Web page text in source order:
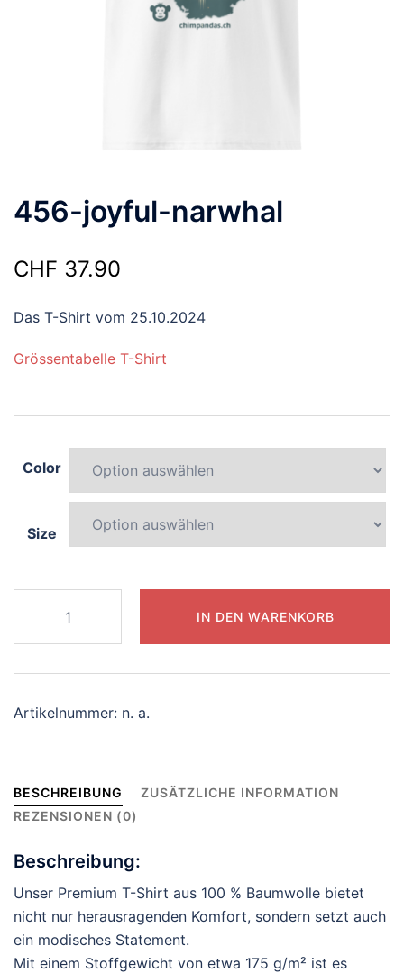
456-joyful-narwhal
CHF 37.90
Das T-Shirt vom 25.10.2024
Grössentabelle T-Shirt
Color
Size
narwhal
Menge
IN DEN WARENKORB
Artikelnummer: n. a.
BESCHREIBUNG
ZUSÄTZLICHE INFORMATION
REZENSIONEN (0)
Beschreibung:
Unser Premium T-Shirt aus 100 % Baumwolle bietet
nicht nur herausragenden Komfort, sondern setzt auch
ein modisches Statement.
Mit einem Stoffgewicht von etwa 175 g/m² ist es